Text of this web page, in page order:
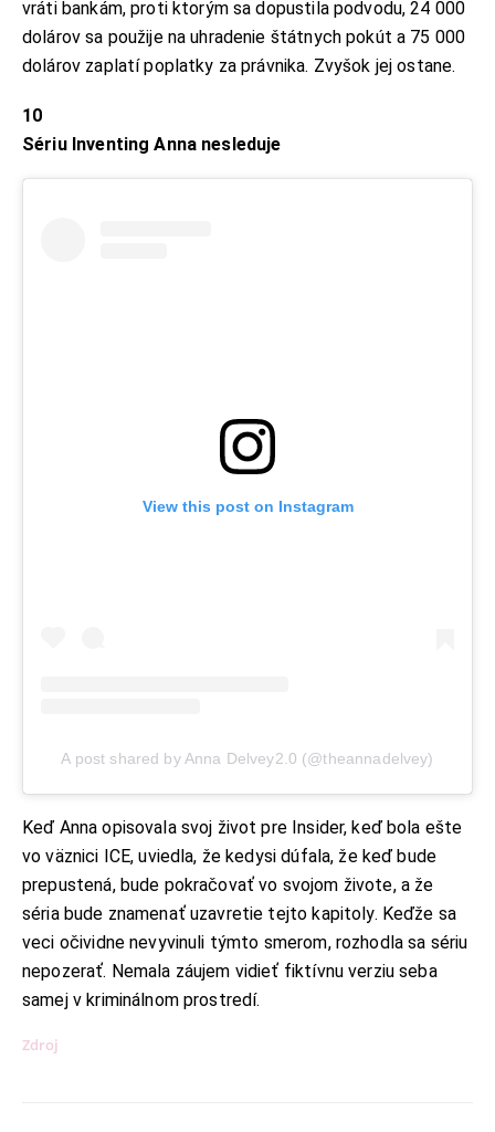
vráti bankám, proti ktorým sa dopustila podvodu, 24 000
dolárov sa použije na uhradenie štátnych pokút a 75 000
dolárov zaplatí poplatky za právnika. Zvyšok jej ostane.
10
Sériu Inventing Anna nesleduje
View this post on Instagram
A post shared by Anna Delvey2.0 (@theannadelvey)
Keď Anna opisovala svoj život pre Insider, keď bola ešte
vo väznici ICE, uviedla, že kedysi dúfala, že keď bude
prepustená, bude pokračovať vo svojom živote, a že
séria bude znamenať uzavretie tejto kapitoly. Keďže sa
veci očividne nevyvinuli týmto smerom, rozhodla sa sériu
nepozerať. Nemala záujem vidieť fiktívnu verziu seba
samej v kriminálnom prostredí.
Zdroj
KONTAKT
ADRESA:
Jantárová 30, Košice
TELEFÓN:
+421 901 762 147
ahoj@lalala.sk